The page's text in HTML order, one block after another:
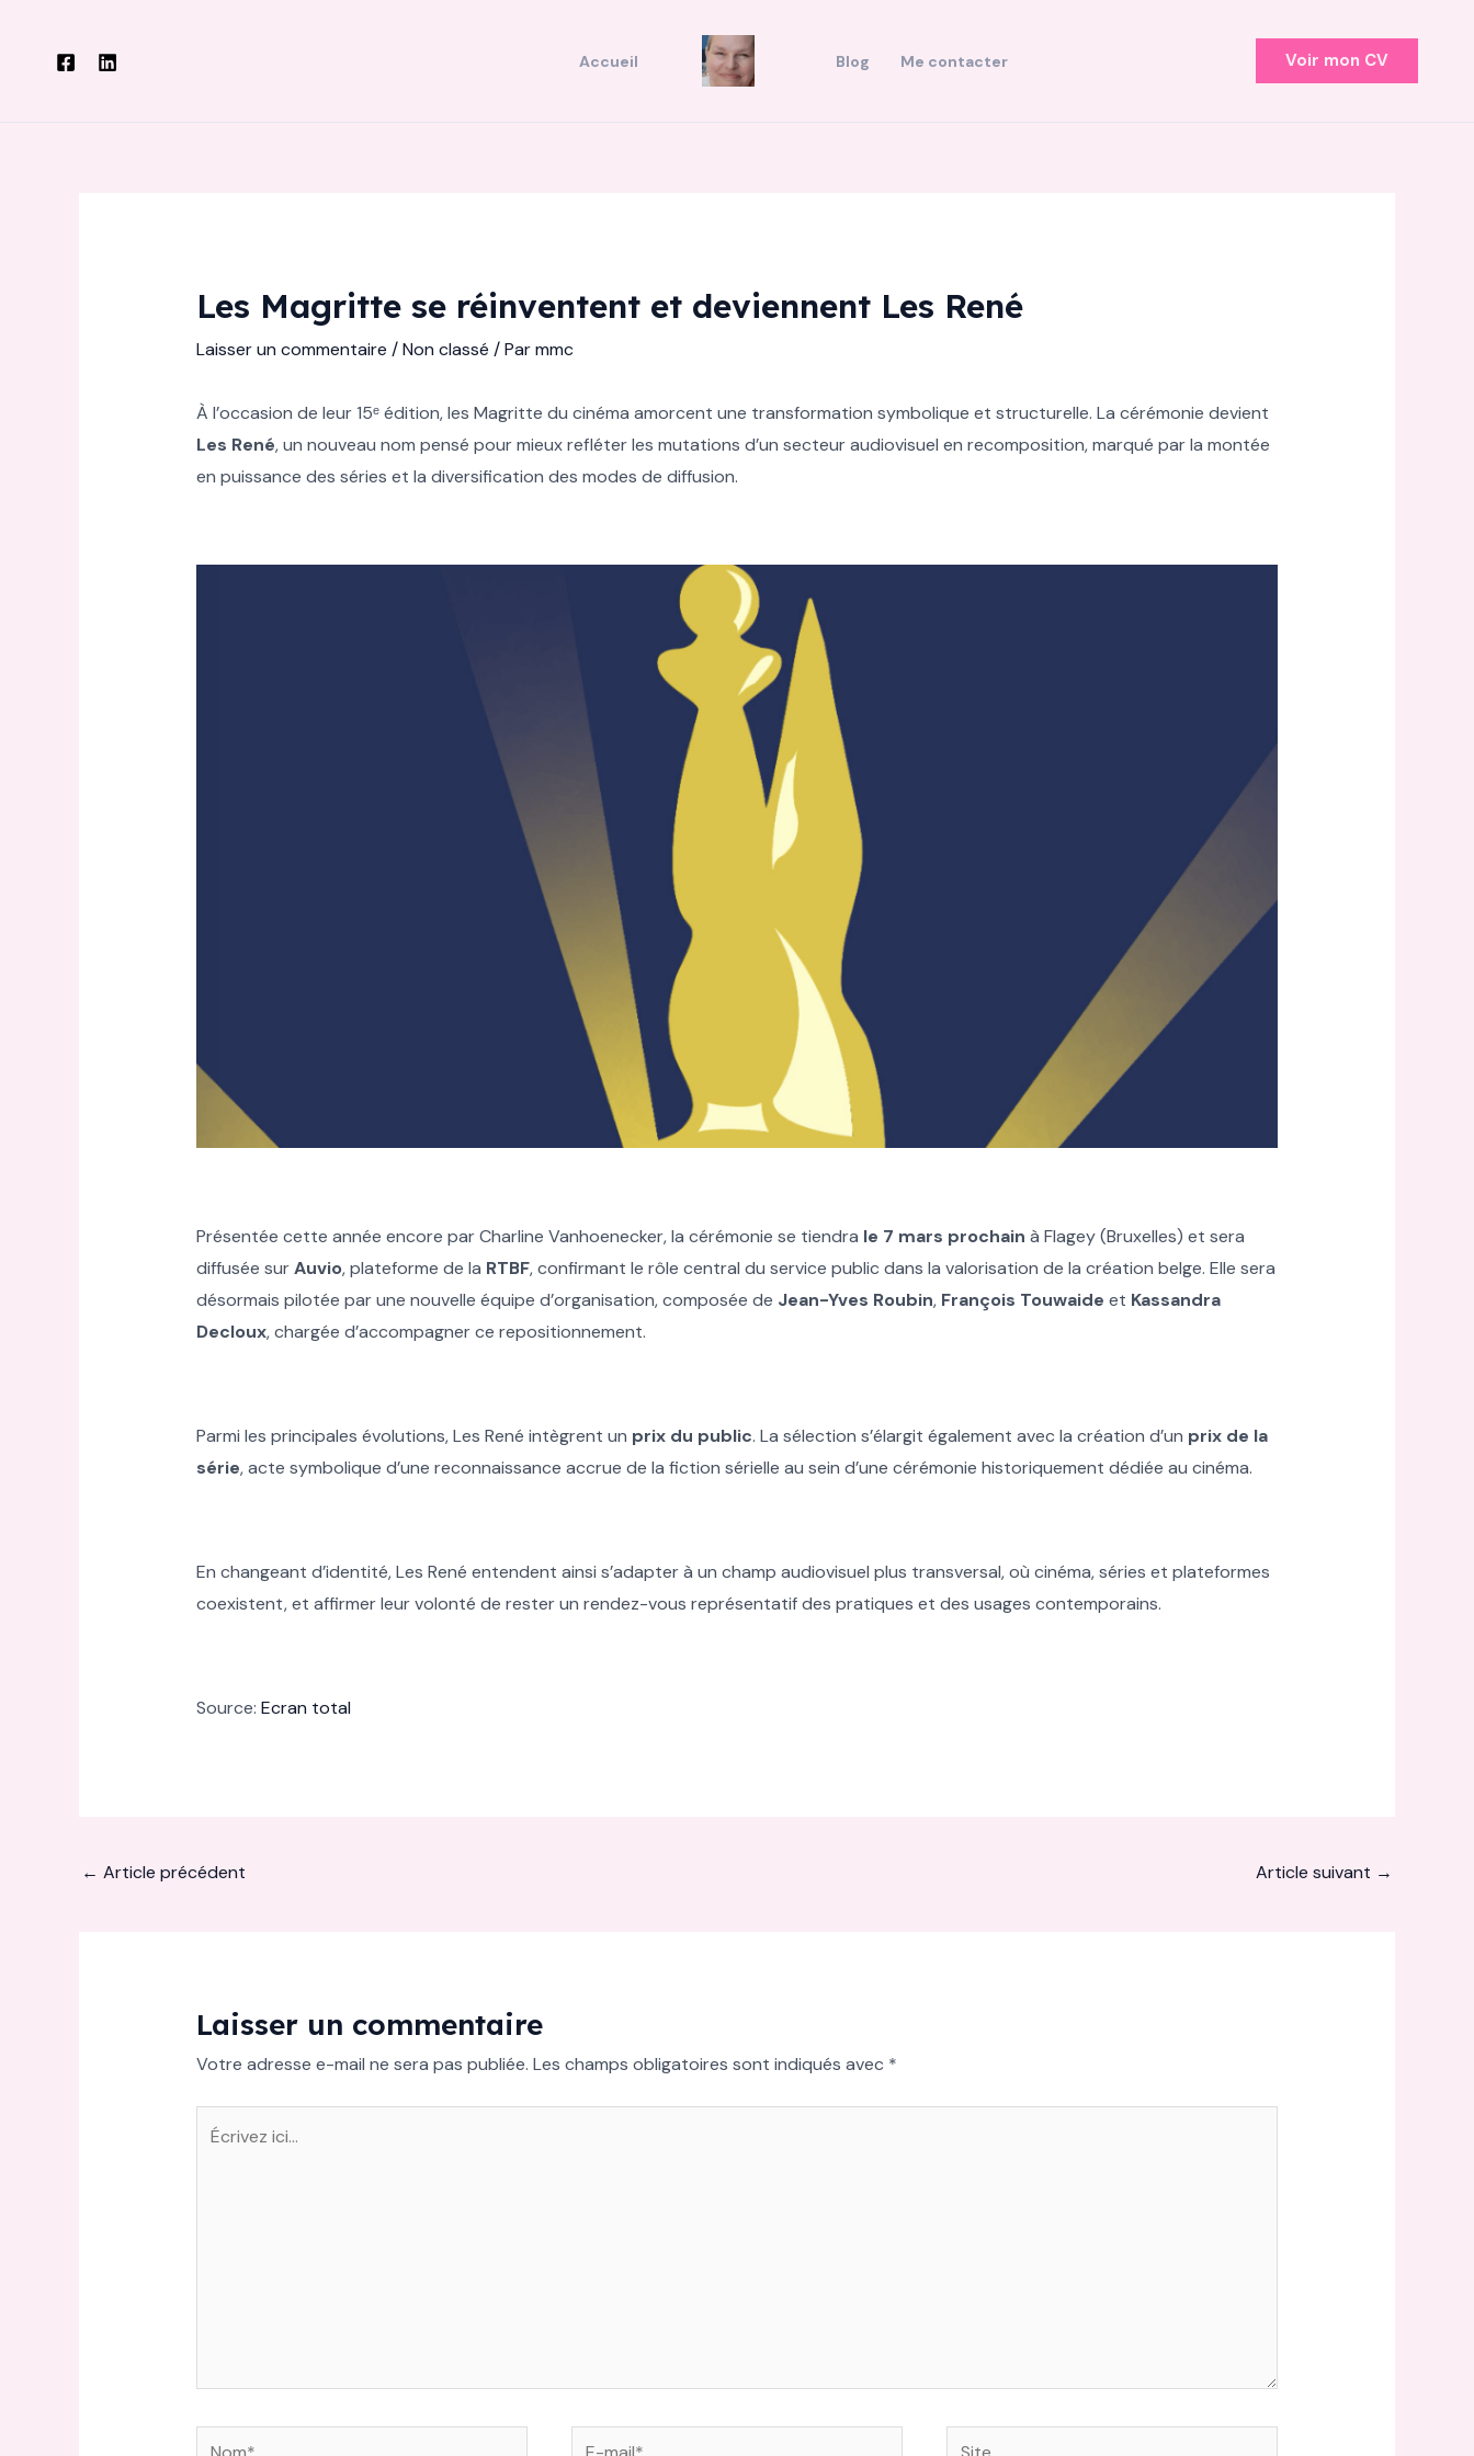
contenu
Accueil Blog Me contacter Voir mon CV
Les Magritte se réinventent et deviennent Les René
Laisser un commentaire /Non classé / Parmmc
À l’occasion de leur 15ᵉ édition, les Magritte du cinéma amorcent une transformation symbolique et structurelle. La cérémonie devient
Les René, un nouveau nom pensé pour mieux refléter les mutations d’un secteur audiovisuel en recomposition, marqué par la montée
en puissance des séries et la diversification des modes de diffusion.
Présentée cette année encore par Charline Vanhoenecker, la cérémonie se tiendra le 7 mars prochain à Flagey (Bruxelles) et sera
diffusée surAuvio, plateforme de la RTBF, confirmant le rôle central du service public dans la valorisation de la création belge. Elle sera
désormais pilotée par une nouvelle équipe d’organisation, composée de Jean-Yves Roubin, François Touwaide et Kassandra
Decloux, chargée d’accompagner ce repositionnement.
Parmi les principales évolutions, Les René intègrent un prix du public. La sélection s’élargit également avec la création d’un prix de la
série, acte symbolique d’une reconnaissance accrue de la fiction sérielle au sein d’une cérémonie historiquement dédiée au cinéma.
En changeant d’identité, Les René entendent ainsi s’adapter à un champ audiovisuel plus transversal, où cinéma, séries et plateformes
coexistent, et affirmer leur volonté de rester un rendez-vous représentatif des pratiques et des usages contemporains.
Source: Ecran total
← Article précédent Article suivant →
Laisser un commentaire
Votre adresse e-mail ne sera pas publiée. Les champs obligatoires sont indiqués avec *
Écrivez
Nom* E- Site